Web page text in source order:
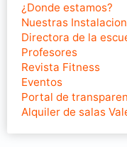
¿Donde estamos?
Nuestras
Directora de la
Profesores
Revista Fitness
Eventos
Portal de
Alquiler de salas